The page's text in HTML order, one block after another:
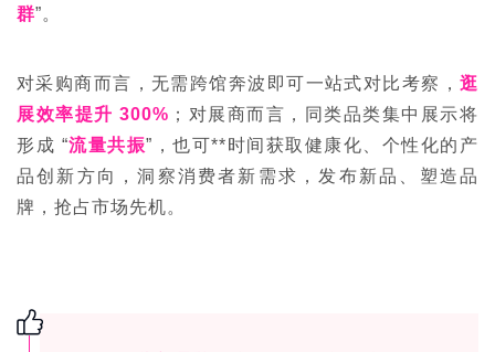
群”。
对采购商而言，无需跨馆奔波即可一站式对比考察， 逛
展效率提升 300% ；对展商而言，同类品类集中展示将
形成 “流量共振”，也可**时间获取健康化、个性化的产
品创新方向，洞察消费者新需求，发布新品、塑造品
牌，抢占市场先机。